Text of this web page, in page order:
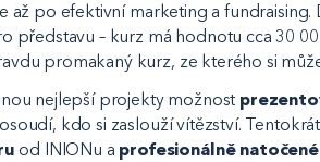
až po efektivní marketing a
představu – kurz má hodnotu cca 30
promakaný kurz, ze kterého si
nejlepší projekty možnost
kdo si zaslouží vítězství.
od INIONu a profesionálně